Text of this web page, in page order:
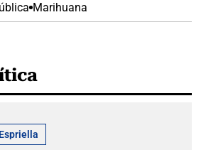
Marihuana